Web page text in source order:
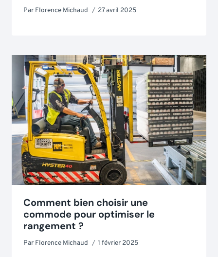
Par Florence Michaud 27 avril 2025
Comment bien choisir une
commode pour optimiser le
rangement ?
Par Florence Michaud 1 février 2025